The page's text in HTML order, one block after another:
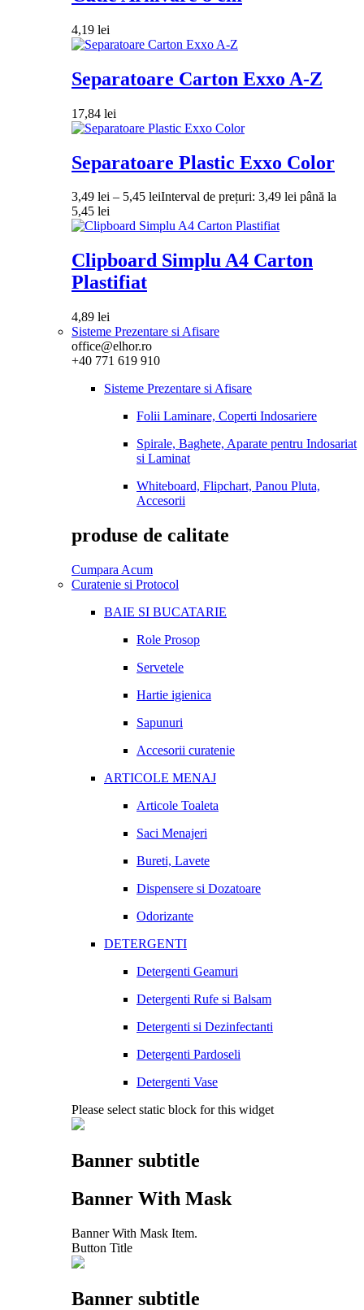
4,19 lei
Separatoare Carton Exxo A-Z
17,84 lei
Separatoare Plastic Exxo Color
3,49 lei – 5,45 leiInterval de prețuri: 3,49 lei până la
5,45 lei
Clipboard Simplu A4 Carton
Plastifiat
4,89 lei
Sisteme Prezentare si Afisare
office@elhor.ro
+40 771 619 910
Sisteme Prezentare si Afisare
Folii Laminare, Coperti Indosariere
Spirale, Baghete, Aparate pentru Indosariat
si Laminat
Whiteboard, Flipchart, Panou Pluta,
Accesorii
produse de calitate
Cumpara Acum
Curatenie si Protocol
BAIE SI BUCATARIE
Role Prosop
Servetele
Hartie igienica
Sapunuri
Accesorii curatenie
ARTICOLE MENAJ
Articole Toaleta
Saci Menajeri
Bureti, Lavete
Dispensere si Dozatoare
Odorizante
DETERGENTI
Detergenti Geamuri
Detergenti Rufe si Balsam
Detergenti si Dezinfectanti
Detergenti Pardoseli
Detergenti Vase
Please select static block for this widget
Banner subtitle
Banner With Mask
Banner With Mask Item.
Button Title
Banner subtitle